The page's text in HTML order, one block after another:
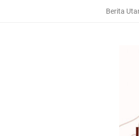
Berita